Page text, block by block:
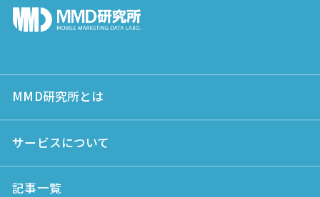
MMD研究所とは
サービスについて
記事一覧